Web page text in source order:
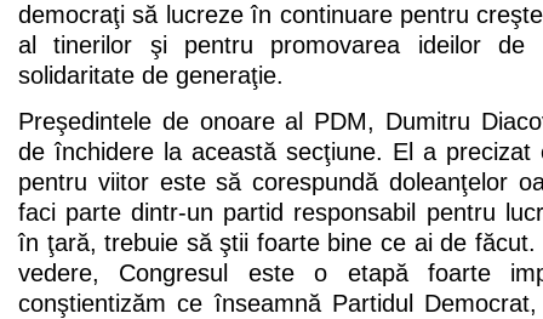
democraţi să lucreze în continuare pentru
al tinerilor şi pentru promovarea ideilor de
solidaritate de generaţie.
Preşedintele de onoare al PDM, Dumitru
de închidere la această secţiune. El a precizat
pentru viitor este să corespundă doleanţelor
faci parte dintr-un partid responsabil pentru
în ţară, trebuie să ştii foarte bine ce ai de făcut.
vedere, Congresul este o etapă foarte
conştientizăm ce înseamnă Partidul